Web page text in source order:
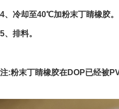
4、冷却至40℃加粉末丁睛橡胶。
5、排料。
注:粉末丁睛橡胶在DOP已经被